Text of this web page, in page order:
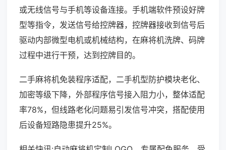
或无线信号与手机等设备连接。手机端软件预设好牌
型等指令，发送信号给控牌器，控牌器接收到信号后
驱动内部微型电机或机械结构，在麻将机洗牌、码牌
过程中进行干预，达到控牌目的。
二手麻将机免装程序适配，二手机型防护模块老化、
加密等级下降，外部程序信号接入阻力小，整体适配
率78%，但线路老化问题易引发信号冲突，搭配使用
后设备短路隐患提升25%。